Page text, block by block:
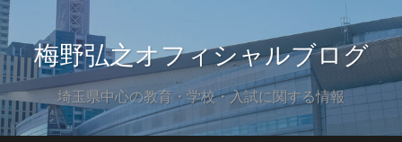
梅野弘之オフィシャルブログ
埼玉県中心の教育・学校・入試に関する情報